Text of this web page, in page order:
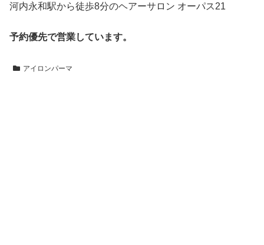
河内永和駅から徒歩8分のヘアーサロン オーパス21
予約優先で営業しています。
アイロンパーマ